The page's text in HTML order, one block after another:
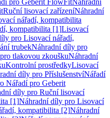
pro Geberit FlowFitNáhradní
Ruční lisovací zařízeníNáhradní
nářadí, kompatibilita
kompatibilita [1]Lisovací
pro Lisovací nářadí,
trubekNáhradní díly pro
tlakovou zkouškuNáhradní
Kontrolní prostředkyLisovací
díly pro PříslušenstvíNářadí
Nářadí pro Geberit
díly pro Ruční lisovací
[1]Náhradní díly pro Lisovací
kompatibilita [2]Náhradní